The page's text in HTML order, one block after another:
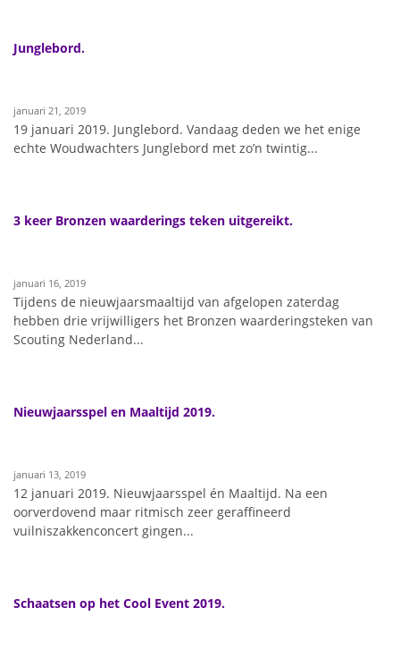
Junglebord.
januari 21, 2019
19 januari 2019. Junglebord. Vandaag deden we het enige
echte Woudwachters Junglebord met zo’n twintig...
3 keer Bronzen waarderings teken uitgereikt.
januari 16, 2019
Tijdens de nieuwjaarsmaaltijd van afgelopen zaterdag
hebben drie vrijwilligers het Bronzen waarderingsteken van
Scouting Nederland...
Nieuwjaarsspel en Maaltijd 2019.
januari 13, 2019
12 januari 2019. Nieuwjaarsspel én Maaltijd. Na een
oorverdovend maar ritmisch zeer geraffineerd
vuilniszakkenconcert gingen...
Schaatsen op het Cool Event 2019.